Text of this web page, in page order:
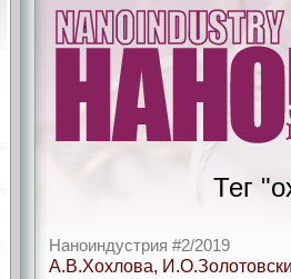
Тег
Наноиндустрия #2/2019
А.В.Хохлова,